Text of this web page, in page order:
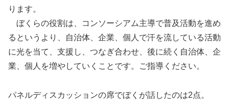
ります。
ぼくらの役割は、コンソーシアム主導で普及活動を進め
るというより、自治体、企業、個人で汗を流している活動
に光を当て、支援し、つなぎ合わせ、後に続く自治体、企
業、個人を増やしていくことです。ご指導ください。
パネルディスカッションの席でぼくが話したのは2点。